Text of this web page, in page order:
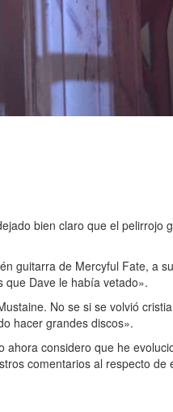
bien claro que el pelirrojo
guitarra de Mercyful Fate, a
que Dave le había vetado».
No se si se volvió
hacer grandes discos».
ahora considero que he
comentarios al respecto